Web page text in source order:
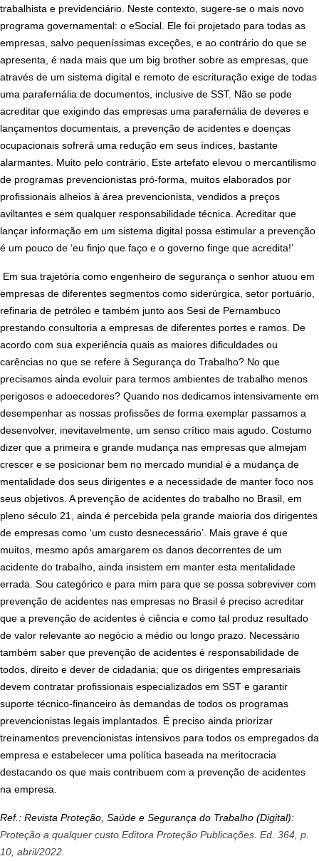
trabalhista e previdenciário. Neste contexto, sugere-se o mais novo
programa governamental: o eSocial. Ele foi projetado para todas as
empresas, salvo pequeníssimas exceções, e ao contrário do que se
apresenta, é nada mais que um big brother sobre as empresas, que
através de um sistema digital e remoto de escrituração exige de todas
uma parafernália de documentos, inclusive de SST. Não se pode
acreditar que exigindo das empresas uma parafernália de deveres e
lançamentos documentais, a prevenção de acidentes e doenças
ocupacionais sofrerá uma redução em seus índices, bastante
alarmantes. Muito pelo contrário. Este artefato elevou o mercantilismo
de programas prevencionistas pró-forma, muitos elaborados por
profissionais alheios à área prevencionista, vendidos a preços
aviltantes e sem qualquer responsabilidade técnica. Acreditar que
lançar informação em um sistema digital possa estimular a prevenção
é um pouco de ‘eu finjo que faço e o governo finge que acredita!’
Em sua trajetória como engenheiro de segurança o senhor atuou em
empresas de diferentes segmentos como siderúrgica, setor portuário,
refinaria de petróleo e também junto aos Sesi de Pernambuco
prestando consultoria a empresas de diferentes portes e ramos. De
acordo com sua experiência quais as maiores dificuldades ou
carências no que se refere à Segurança do Trabalho? No que
precisamos ainda evoluir para termos ambientes de trabalho menos
perigosos e adoecedores? Quando nos dedicamos intensivamente em
desempenhar as nossas profissões de forma exemplar passamos a
desenvolver, inevitavelmente, um senso crítico mais agudo. Costumo
dizer que a primeira e grande mudança nas empresas que almejam
crescer e se posicionar bem no mercado mundial é a mudança de
mentalidade dos seus dirigentes e a necessidade de manter foco nos
seus objetivos. A prevenção de acidentes do trabalho no Brasil, em
pleno século 21, ainda é percebida pela grande maioria dos dirigentes
de empresas como ‘um custo desnecessário’. Mais grave é que
muitos, mesmo após amargarem os danos decorrentes de um
acidente do trabalho, ainda insistem em manter esta mentalidade
errada. Sou categórico e para mim para que se possa sobreviver com
prevenção de acidentes nas empresas no Brasil é preciso acreditar
que a prevenção de acidentes é ciência e como tal produz resultado
de valor relevante ao negócio a médio ou longo prazo. Necessário
também saber que prevenção de acidentes é responsabilidade de
todos, direito e dever de cidadania; que os dirigentes empresariais
devem contratar profissionais especializados em SST e garantir
suporte técnico-financeiro às demandas de todos os programas
prevencionistas legais implantados. É preciso ainda priorizar
treinamentos prevencionistas intensivos para todos os empregados da
empresa e estabelecer uma política baseada na meritocracia
destacando os que mais contribuem com a prevenção de acidentes
na empresa.
Ref.: Revista Proteção, Saúde e Segurança do Trabalho (Digital):
Proteção a qualquer custo Editora Proteção Publicações. Ed. 364, p.
10, abril/2022.